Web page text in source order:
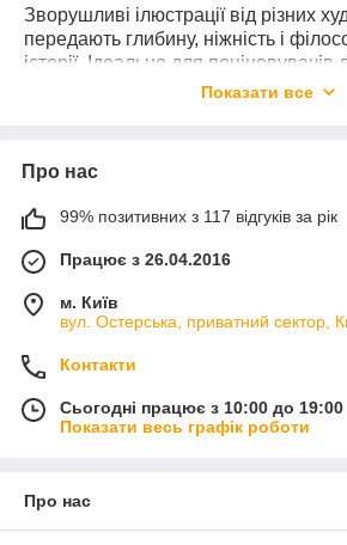
Зворушливі ілюстрації від різних
передають глибину, ніжність і
історії. Ідеально для поціновувачів
посткросингу та колекціонерів.
Показати все
Про нас
99% позитивних з 117 відгуків за рік
Працює з 26.04.2016
м. Київ
вул. Остерська, приватний сектор,
Контакти
Сьогодні працює з 10:00 до 19:00
Показати весь графік роботи
Про нас